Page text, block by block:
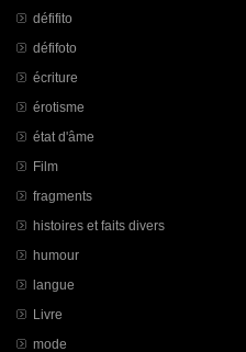
défifito
défifoto
écriture
érotisme
état d'âme
Film
fragments
histoires et faits divers
humour
langue
Livre
mode